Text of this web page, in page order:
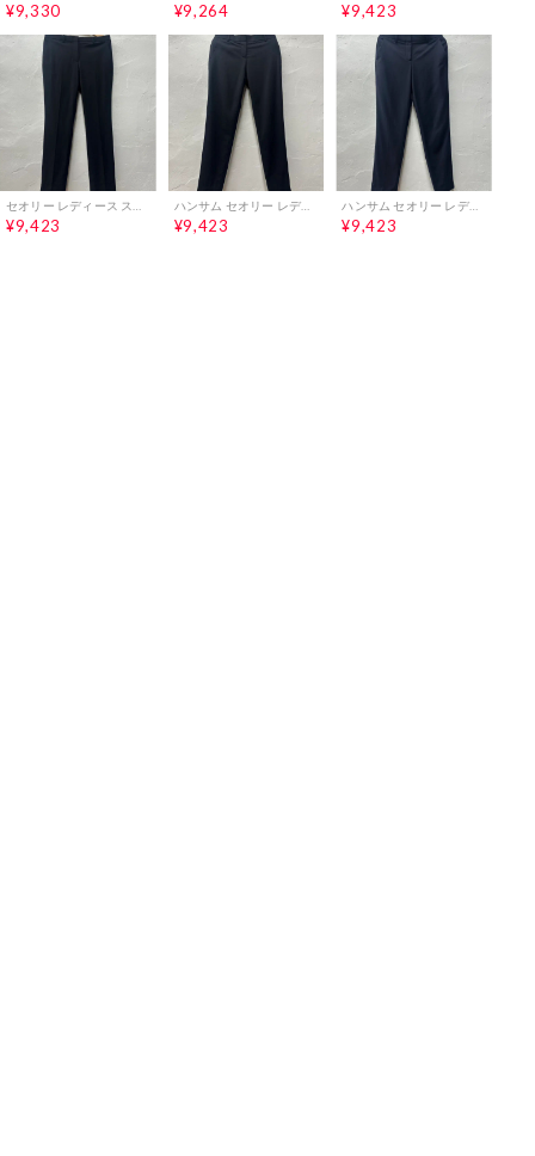
¥9,330 ¥9,264 ¥9,423
¥9,423 ¥9,423
ハンサム セオリー レディース スラックス ネイビー/ストレッチ 44-55
¥9,423